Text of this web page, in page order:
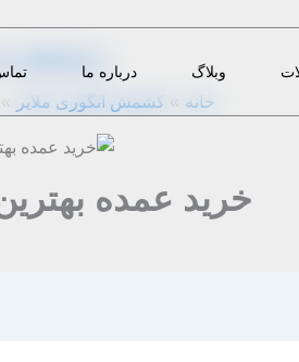
وبلاگ درباره ما
1396-02-16
خانه کشمش انگوری ملایر
خرید عمده